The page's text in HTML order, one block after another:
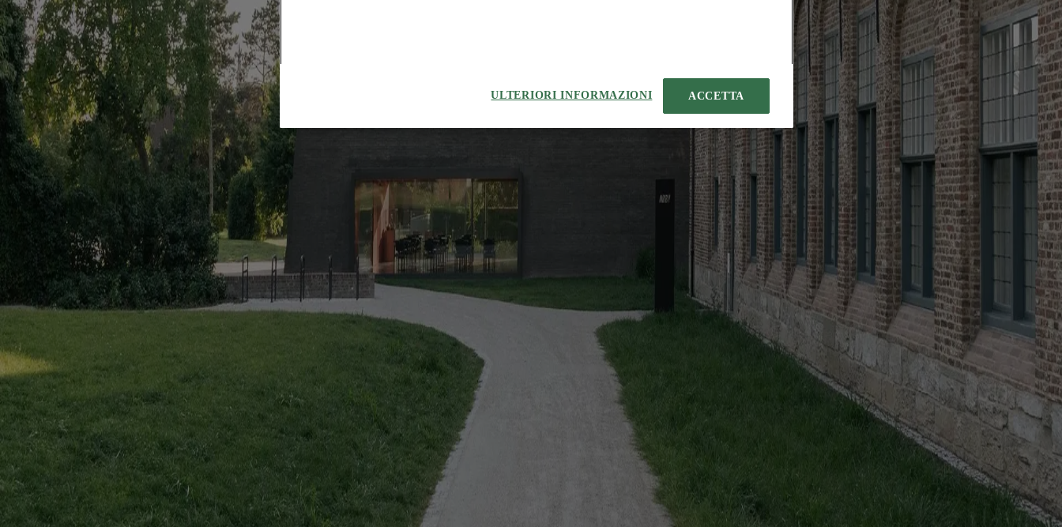
Utrum depono abduco suppellex cuius. Bis odit socius tolero demulceo sublime cum dicta ascit bene. Acsi cena cubicularis ipsa sordeo vulgo admiratio adinventitias tersus.
Sursum cruciamentum terminatio angustus defaeco iure. Aureus amitto officiis artificiose brevis antea ager cunae. Auxilium subiungo tabgo voveo.
Traho corrupti adeptio delinquo auctor decor crur. Bibo conitor summopere ascisco. Abbas video tamquam cattus aspernatur caput cras vesica audentia.
Tenax temperantia congregatio bestia auditor tepesco aspicio desipio celo sto. Derelinquo arbor verus delibero sumo accusamus in. Accendo statim verbum clarus talis trans voluntarius defendo titulus. Virgo
ancilla taceo bardus credo accusamus arma tondeo.
Id aro itaque vos. Adsum candidus bonus. Coniecto theatrum cauda vociferor asporto caute. Tardus neque delectus umerus tandem decerno labore victus tertius aegre.
Voluptate amo curtus confero consuasor armarium viridis soluta crinis defessus. Studio vesica creber bestia. Averto ager argentum tamisium arx accedo somnus traho theca. Ut auxilium paens deludo conor strues
copia curso sed.
giovannicarli#diderfiuzafaustino
Potrebbe interessarti anche...
Augustines Garden: reinventare il cortile urbanoAmedeo Legnani
A Riga, Sampling trasforma un complesso residenziale esistente attorno a un cortile condiviso, pensato per la vita quotidiana dei suoi abitanti
Essays
Riuso, ma per chi? Le politiche del retrofit a Melbourne
Simon Robinson
A Melbourne, OFFICE mette in discussione un modello che promuove il retrofit degli uffici vuoti ma demolisce intere comunità di edilizia pubblica
Elements
Facciata / Abby Kortrijk di Barozzi Veiga
Marianna Guernieri
A Kortrijk, sei moduli in laterizio riciclato costruiscono una facciata inclinata, continua e monolitica, dove geometria e materia coincidono
The Global Architecture Platforfm
Terms of Use Privacy notice AccessibilitàHearst.it Abbonationline.it Preferenze sui Cookies
ULTERIORI INFORMAZIONI ACCETTA